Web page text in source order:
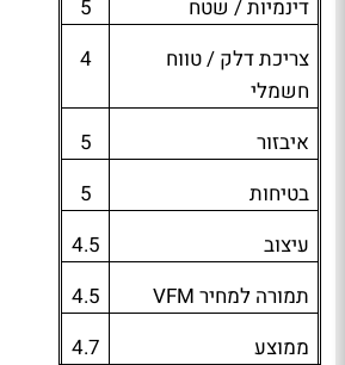
דינמיות / שטח
5
צריכת דלק / טווח
חשמלי
4
איבזור
5
בטיחות
5
עיצוב
4.5
תמורה למחיר VFM
4.5
ממוצע
4.7